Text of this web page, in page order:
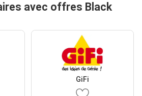
avec offres Black
GiFi